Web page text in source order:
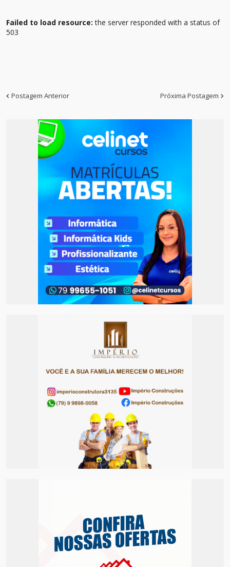
Failed to load resource: the server responded with a status of
503
Postagem Anterior Próxima Postagem